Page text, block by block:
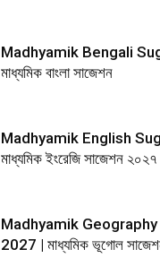
Madhyamik Bengali
মাধ্যমিক বাংলা সাজেশন
Madhyamik English
মাধ্যমিক ইংরেজি সাজেশন ২০২৭
Madhyamik
2027 | মাধ্যমিক ভূগোল